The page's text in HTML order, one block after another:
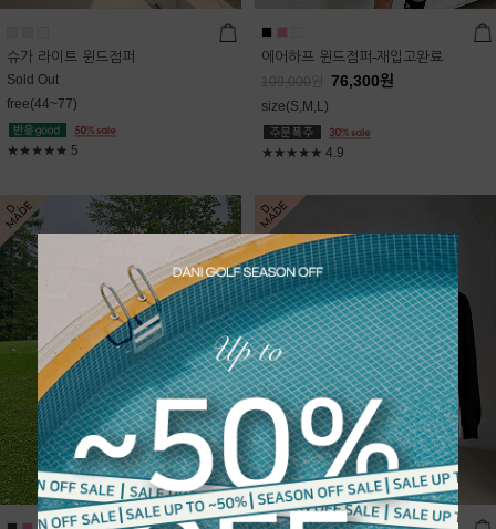
슈가 라이트 윈드점퍼
Sold Out
free(44~77)
★★★★★ 5
에어하프 윈드점퍼-재입고완료
109,000 76,300원
size(S,M,L)
★★★★★ 4.9